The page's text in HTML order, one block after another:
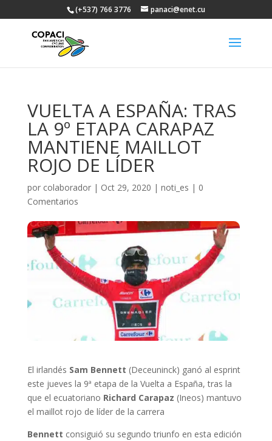
(+537) 766 3776 panaci@enet.cu
VUELTA A ESPAÑA: TRAS
LA 9º ETAPA CARAPAZ
MANTIENE MAILLOT
ROJO DE LÍDER
por colaborador| Oct 29, 2020 | noti_es | 0
Comentarios
El irlandés Sam Bennett (Deceuninck) ganó al esprint
este jueves la 9ª etapa de la Vuelta a España, tras la
que el ecuatoriano Richard Carapaz (Ineos) mantuvo
el maillot rojo de líder de la carrera
Bennett consiguió su segundo triunfo en esta edición